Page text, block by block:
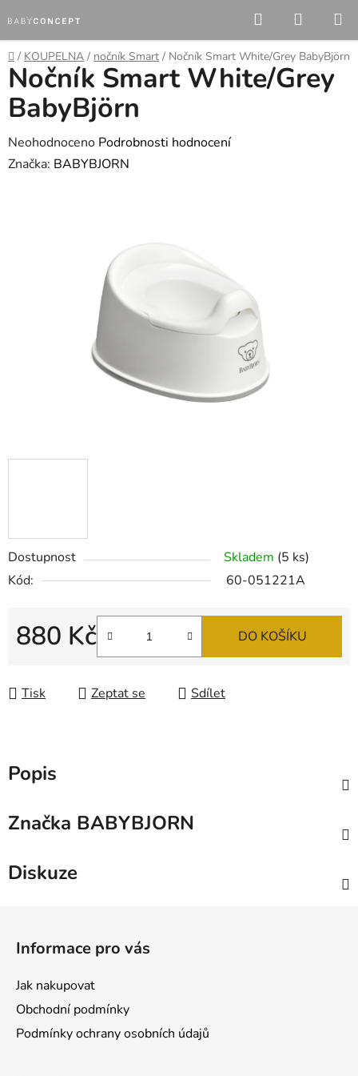
na
obsah
Hledat
KOŠÍK
Domů
/ KOUPELNA / nočník Smart / Nočník Smart White/Grey BabyBjörn
Dostupnost Skladem (5 ks)
Kód:
60-051221A
880 Kč DO KOŠÍKU
Tisk Zeptat se Sdílet
Nočník Smart White/Grey
BabyBjörn
Průměrné
hodnocení
Neohodnoceno Podrobnosti hodnocení
Značka: BABYBJORN
Popis
Značka BABYBJORN
Diskuze
Informace pro vás
Jak nakupovat
Obchodní podmínky
Podmínky ochrany osobních údajů